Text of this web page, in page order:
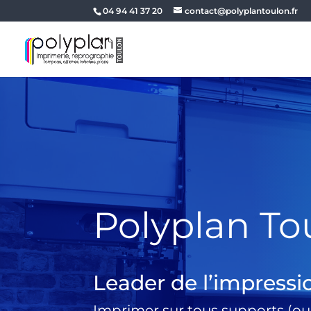
04 94 41 37 20 contact@polyplantoulon.fr
Polyplan
Leader de